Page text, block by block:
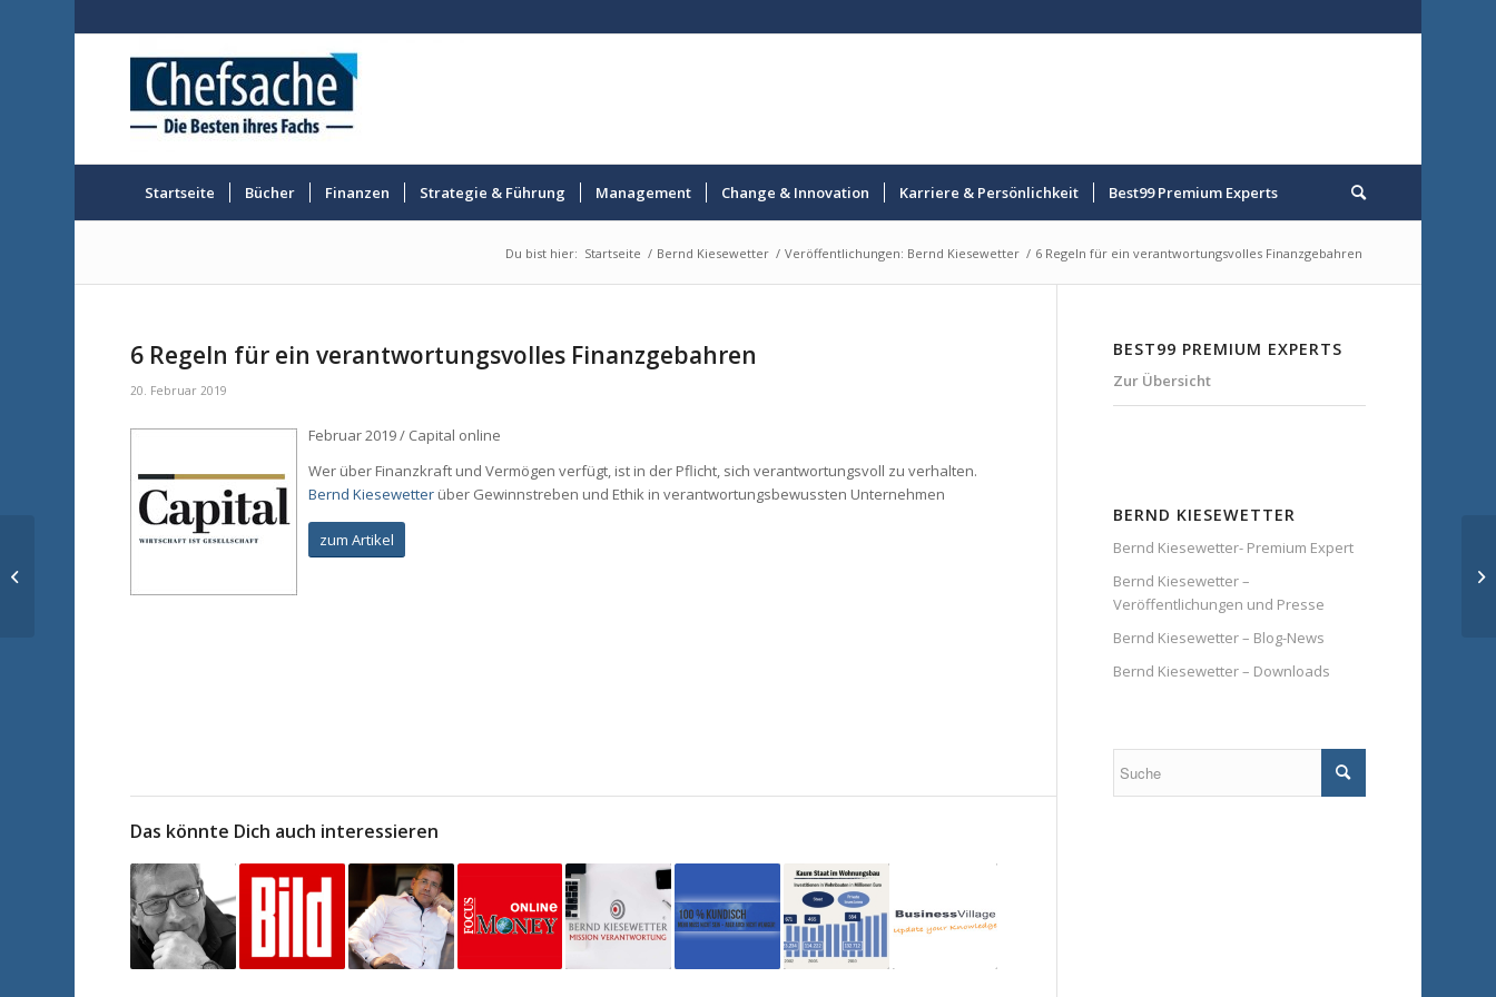
Startseite Bücher Finanzen Strategie & Führung Management Change & Innovation Karriere & Persönlichkeit Best99 Premium Experts
Du bist hier: Startseite / Bernd Kiesewetter / Veröffentlichungen: Bernd Kiesewetter / 6 Regeln für ein verantwortungsvolles Finanzgebahren
6 Regeln für ein verantwortungsvolles Finanzgebahren
20. Februar 2019
Februar 2019 / Capital online
Wer über Finanzkraft und Vermögen verfügt, ist in der Pflicht, sich verantwortungsvoll zu verhalten.
Bernd Kiesewetter über Gewinnstreben und Ethik in verantwortungsbewussten Unternehmen
zum Artikel
Das könnte Dich auch interessieren
BEST99 PREMIUM EXPERTS
Zur Übersicht
BERND KIESEWETTER
Bernd Kiesewetter- Premium Expert
Bernd Kiesewetter –
Veröffentlichungen und Presse
Bernd Kiesewetter – Blog-News
Bernd Kiesewetter – Downloads
Facebook voraus